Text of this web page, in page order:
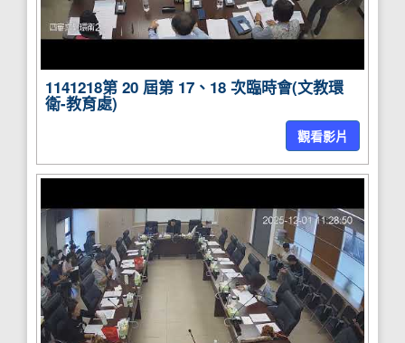
1141218第 20 屆第 17、18 次臨時會(文教環
衛-教育處)
觀看影片